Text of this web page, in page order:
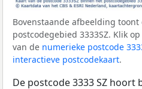
Bovenstaande afbeelding
postcodegebied 3333SZ. Klik
van de numerieke postcode
interactieve postcodekaart.
De postcode 3333 SZ hoort